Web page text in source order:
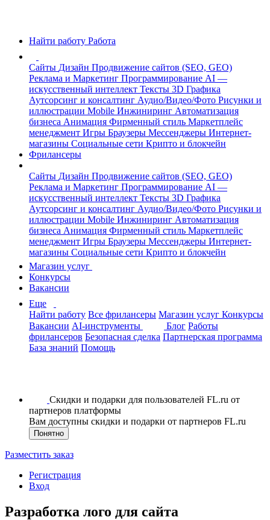
Найти работу Работа
Сайты Дизайн Продвижение сайтов (SEO, GEO)
Реклама и Маркетинг Программирование AI —
искусственный интеллект Тексты 3D Графика
Аутсорсинг и консалтинг Аудио/Видео/Фото Рисунки и
иллюстрации Mobile Инжиниринг Автоматизация
бизнеса Анимация Фирменный стиль Маркетплейс
менеджмент Игры Браузеры Мессенджеры Интернет-
магазины Социальные сети Крипто и блокчейн
Фрилансеры
Сайты Дизайн Продвижение сайтов (SEO, GEO)
Реклама и Маркетинг Программирование AI —
искусственный интеллект Тексты 3D Графика
Аутсорсинг и консалтинг Аудио/Видео/Фото Рисунки и
иллюстрации Mobile Инжиниринг Автоматизация
бизнеса Анимация Фирменный стиль Маркетплейс
менеджмент Игры Браузеры Мессенджеры Интернет-
магазины Социальные сети Крипто и блокчейн
Магазин услуг
Конкурсы
Вакансии
Еще
Найти работу Все фрилансеры Магазин услуг Конкурсы
Вакансии AI-инструменты Блог Работы
фрилансеров Безопасная сделка Партнерская программа
База знаний Помощь
Скидки и подарки для пользователей FL.ru от
партнеров платформы
Вам доступны скидки и подарки от партнеров FL.ru
Понятно
Разместить заказ
Регистрация
Вход
Разработка лого для сайта